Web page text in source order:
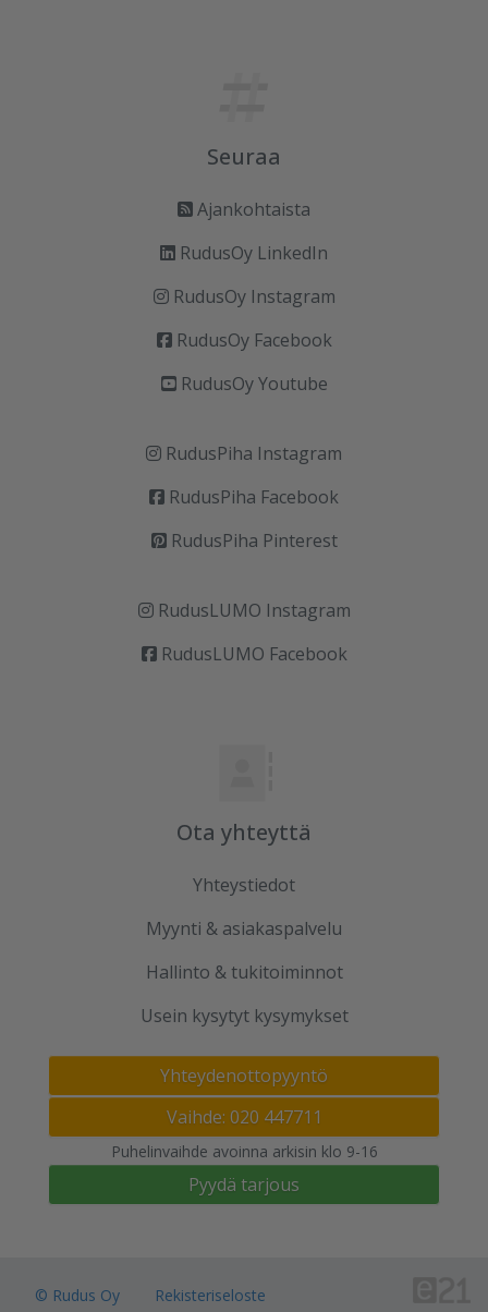
Seuraa
Ajankohtaista
RudusOy LinkedIn
RudusOy Instagram
RudusOy Facebook
RudusOy Youtube
RudusPiha Instagram
RudusPiha Facebook
RudusPiha Pinterest
RudusLUMO Instagram
RudusLUMO Facebook
Ota yhteyttä
Yhteystiedot
Myynti & asiakaspalvelu
Hallinto & tukitoiminnot
Usein kysytyt kysymykset
Yhteydenottopyyntö
Vaihde: 020 447711
Puhelinvaihde avoinna arkisin klo 9-16
Pyydä tarjous
© Rudus Oy Rekisteriseloste